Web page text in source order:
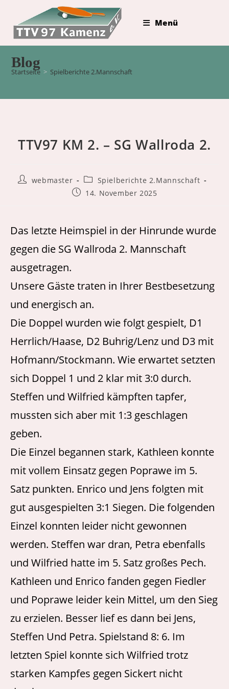
springen
Menü
Blog
Startseite > Spielberichte 2.Mannschaft
TTV97 KM 2. – SG Wallroda 2.
Beitrags-
webmaster
Beitrags-
Kategorie:
Spielberichte 2.Mannschaft
Beitrag14. November 2025
Das letzte Heimspiel in der Hinrunde wurde
gegen die SG Wallroda 2. Mannschaft
ausgetragen.
Unsere Gäste traten in Ihrer Bestbesetzung
und energisch an.
Die Doppel wurden wie folgt gespielt, D1
Herrlich/Haase, D2 Buhrig/Lenz und D3 mit
Hofmann/Stockmann. Wie erwartet setzten
sich Doppel 1 und 2 klar mit 3:0 durch.
Steffen und Wilfried kämpften tapfer,
mussten sich aber mit 1:3 geschlagen
geben.
Die Einzel begannen stark, Kathleen konnte
mit vollem Einsatz gegen Poprawe im 5.
Satz punkten. Enrico und Jens folgten mit
gut ausgespielten 3:1 Siegen. Die folgenden
Einzel konnten leider nicht gewonnen
werden. Steffen war dran, Petra ebenfalls
und Wilfried hatte im 5. Satz großes Pech.
Kathleen und Enrico fanden gegen Fiedler
und Poprawe leider kein Mittel, um den Sieg
zu erzielen. Besser lief es dann bei Jens,
Steffen Und Petra. Spielstand 8: 6. Im
letzten Spiel konnte sich Wilfried trotz
starken Kampfes gegen Sickert nicht